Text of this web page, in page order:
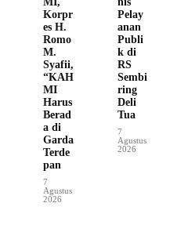
Korpr
es H.
Romo
M.
Syafii,
“KAH
MI
Harus
Berad
a di
Garda
Terde
pan
7
Agustus
2026
Pelay
anan
Publi
k di
RS
Sembi
ring
Deli
Tua
7
Agustus
2026